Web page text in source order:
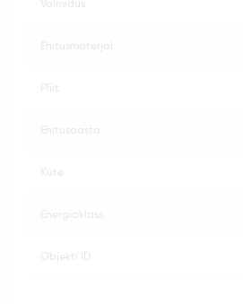
valmidus
ehitusmaterjal
pliit
ehitusaasta
küte
energiaklass
objekti ID